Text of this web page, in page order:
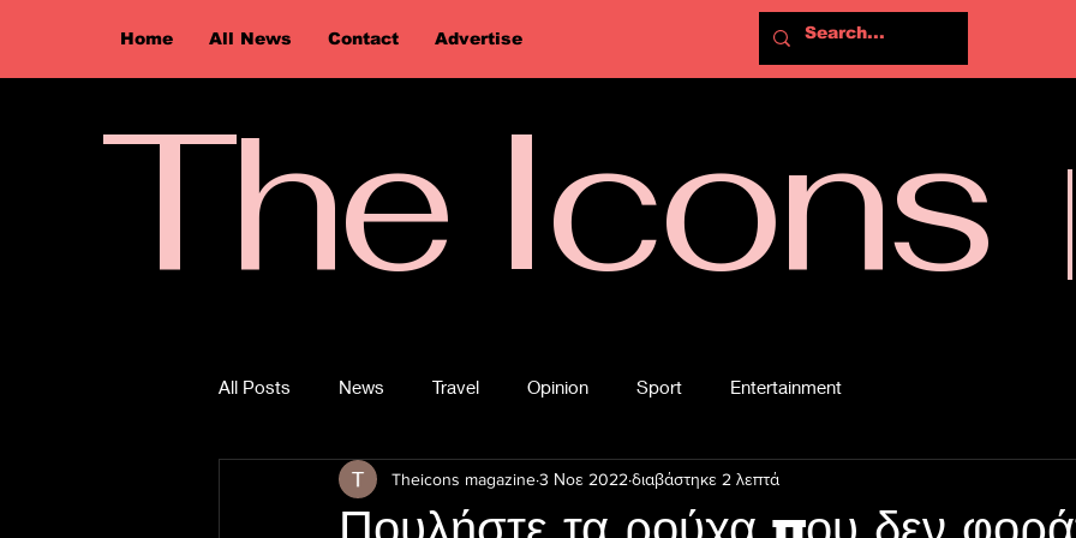
Home All News Contact Advertise
The Icons
All Posts News Travel Opinion Sport Entertainment
Theicons magazine3 Νοε 2022 διαβάστηκε 2 λεπτά